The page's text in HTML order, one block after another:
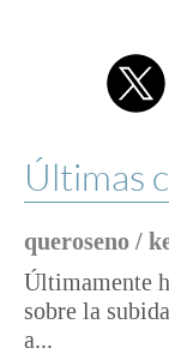
Últimas
queroseno /
Últimamente
sobre la
a...